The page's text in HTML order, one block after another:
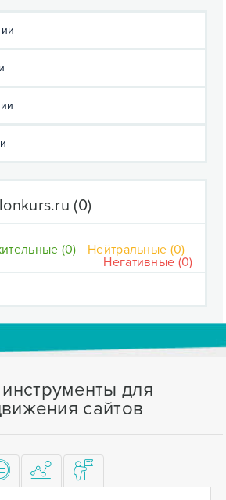
(0)
(0)
Нейтральные (0)
Негативные (0)
для
сайтов